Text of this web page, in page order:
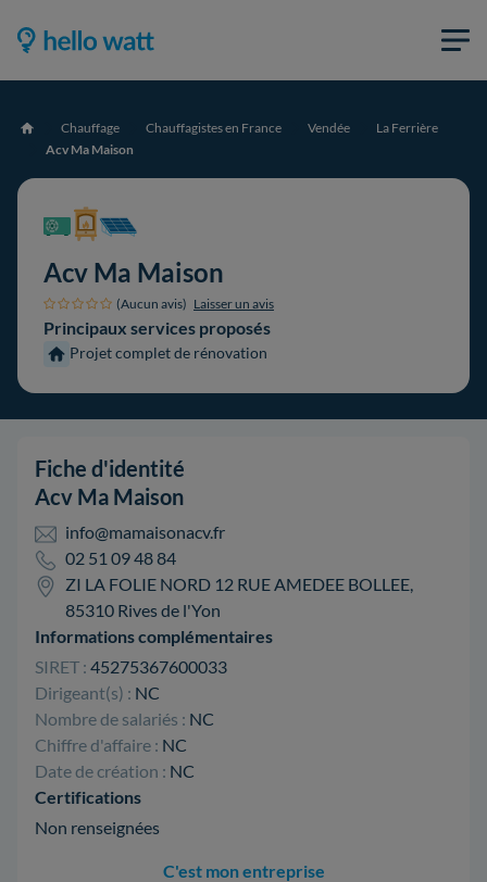
Accueil Chauffage Chauffagistes en France Vendée
La Ferrière
Acv Ma Maison
Acv Ma Maison
(Aucun avis) Laisser un avis
Principaux services proposés
Projet complet de rénovation
Fiche d'identité
Acv Ma Maison
info@mamaisonacv.fr
02 51 09 48 84
ZI LA FOLIE NORD 12 RUE AMEDEE BOLLEE,
85310 Rives de l'Yon
Informations complémentaires
SIRET : 45275367600033
Dirigeant(s) : NC
Nombre de salariés : NC
Chiffre d'affaire : NC
Date de création : NC
Certifications
Non renseignées
C'est mon entreprise